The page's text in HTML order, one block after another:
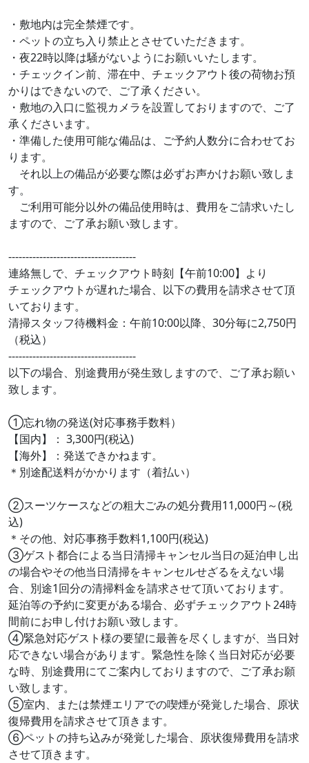
・敷地内は完全禁煙です。
・ペットの立ち入り禁止とさせていただきます。
・夜22時以降は騒がないようにお願いいたします。
・チェックイン前、滞在中、チェックアウト後の荷物お預
かりはできないので、ご了承ください。
・敷地の入口に監視カメラを設置しておりますので、ご了
承くださいます。
・準備した使用可能な備品は、ご予約人数分に合わせてお
ります。
それ以上の備品が必要な際は必ずお声かけお願い致しま
す。
ご利用可能分以外の備品使用時は、費用をご請求いたし
ますので、ご了承お願い致します。
-------------------------------------
連絡無しで、チェックアウト時刻【午前10:00】より
チェックアウトが遅れた場合、以下の費用を請求させて頂
いております。
清掃スタッフ待機料金：午前10:00以降、30分毎に2,750円
（税込）
-------------------------------------
以下の場合、別途費用が発生致しますので、ご了承お願い
致します。
①忘れ物の発送(対応事務手数料）
【国内】： 3,300円(税込)
【海外】：発送できかねます。
＊別途配送料がかかります（着払い）
②スーツケースなどの粗大ごみの処分費用11,000円～(税
込)
＊その他、対応事務手数料1,100円(税込)
③ゲスト都合による当日清掃キャンセル当日の延泊申し出
の場合やその他当日清掃をキャンセルせざるをえない場
合、別途1回分の清掃料金を請求させて頂いております。
延泊等の予約に変更がある場合、必ずチェックアウト24時
間前にお申し付けお願い致します。
④緊急対応ゲスト様の要望に最善を尽くしますが、当日対
応できない場合があります。緊急性を除く当日対応が必要
な時、別途費用にてご案内しておりますので、ご了承お願
い致します。
⑤室内、または禁煙エリアでの喫煙が発覚した場合、原状
復帰費用を請求させて頂きます。
⑥ペットの持ち込みが発覚した場合、原状復帰費用を請求
させて頂きます。